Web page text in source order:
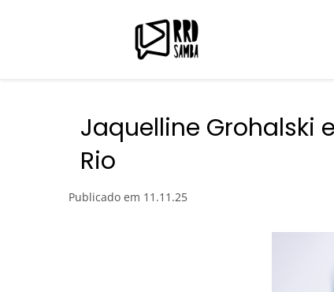
Jaquelline Grohalski
Rio
Publicado em 11.11.25